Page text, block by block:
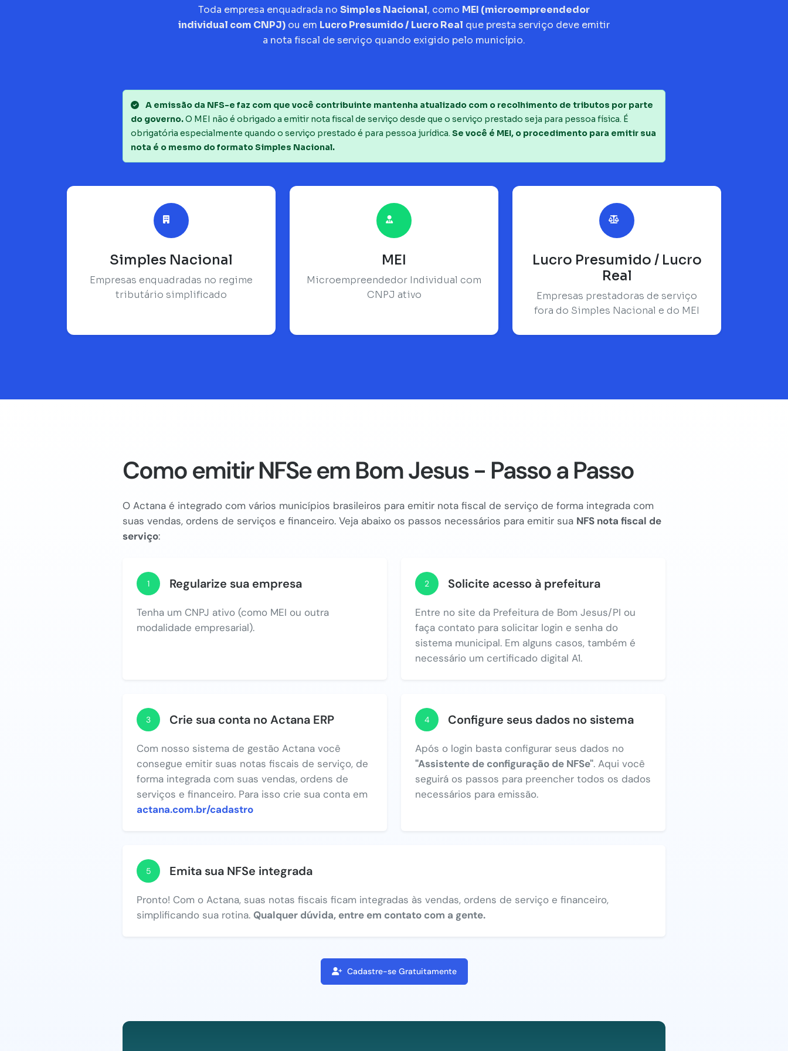
Toda empresa enquadrada no Simples Nacional, como MEI (microempreendedor
individual com CNPJ) ou em Lucro Presumido / Lucro Real que presta serviço deve emitir
a nota fiscal de serviço quando exigido pelo município.
A emissão da NFS-e faz com que você contribuinte mantenha atualizado com o recolhimento de tributos por parte
do governo.O MEI não é obrigado a emitir nota fiscal de serviço desde que o serviço prestado seja para pessoa física. É
obrigatória especialmente quando o serviço prestado é para pessoa jurídica. Se você é MEI, o procedimento para emitir sua
nota é o mesmo do formato Simples Nacional.
Simples Nacional
Empresas enquadradas no regime
tributário simplificado
MEI
Microempreendedor Individual com
CNPJ ativo
Lucro Presumido / Lucro
Real
Empresas prestadoras de serviço
fora do Simples Nacional e do MEI
Como emitir NFSe em Bom Jesus - Passo a Passo
O Actana é integrado com vários municípios brasileiros para emitir nota fiscal de serviço de forma integrada com
suas vendas, ordens de serviços e financeiro. Veja abaixo os passos necessários para emitir sua NFS nota fiscal de
serviço:
1 Regularize sua empresa
Tenha um CNPJ ativo (como MEI ou outra
modalidade empresarial).
2 Solicite acesso à prefeitura
Entre no site da Prefeitura de Bom Jesus/PI ou
faça contato para solicitar login e senha do
sistema municipal. Em alguns casos, também é
necessário um certificado digital A1.
3 Crie sua conta no Actana ERP
Com nosso sistema de gestão Actana você
consegue emitir suas notas fiscais de serviço, de
forma integrada com suas vendas, ordens de
serviços e financeiro. Para isso crie sua conta em
actana.com.br/cadastro
4 Configure seus dados no sistema
Após o login basta configurar seus dados no
"Assistente de configuração de NFSe". Aqui você
seguirá os passos para preencher todos os dados
necessários para emissão.
5 Emita sua NFSe integrada
Pronto! Com o Actana, suas notas fiscais ficam integradas às vendas, ordens de serviço e financeiro,
simplificando sua rotina. Qualquer dúvida, entre em contato com a gente.
Cadastre-se Gratuitamente